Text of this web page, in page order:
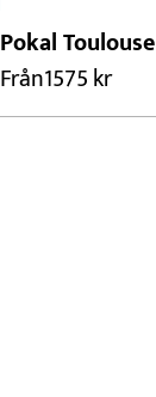
Pokal Toulouse
Från1575kr